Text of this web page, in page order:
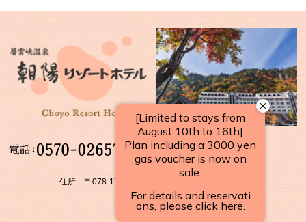
【受付時間】
10：00～17：00
住所 〒078-1701 北海道上川郡 上川町層雲峡温泉
FAX：01658-5-3922